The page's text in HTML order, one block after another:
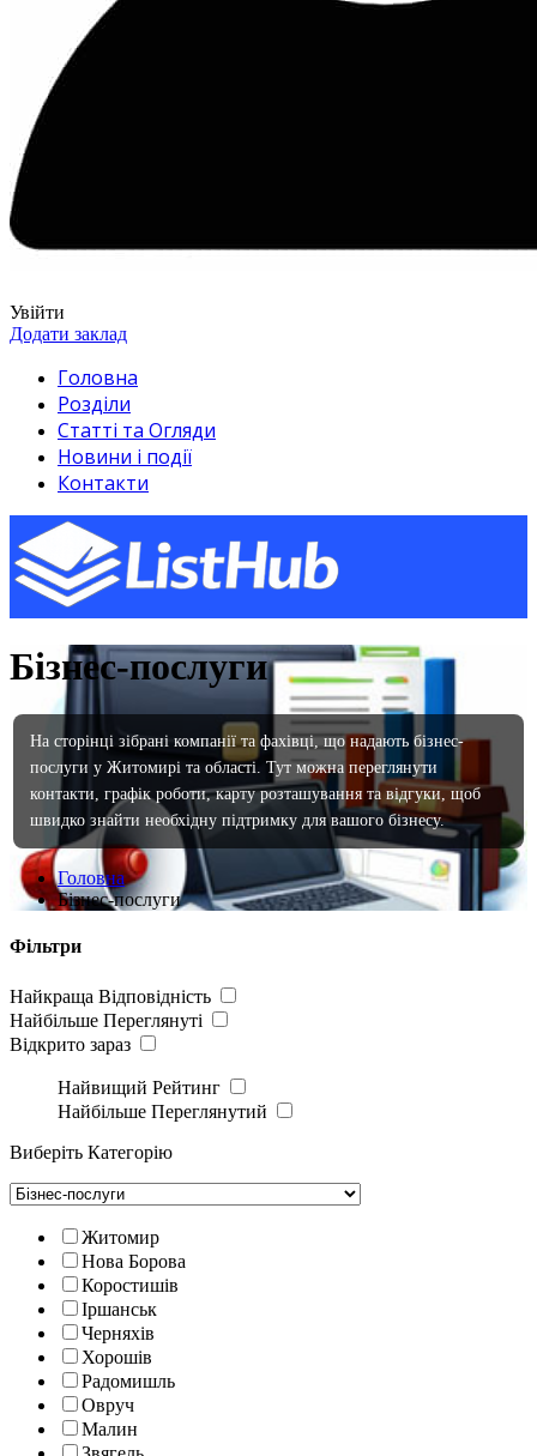
Увійти
Додати заклад
Головна
Розділи
Статті та Огляди
Новини і події
Контакти
Бізнес-послуги
На сторінці зібрані компанії та фахівці, що надають бізнес-
послуги у Житомирі та області. Тут можна переглянути
контакти, графік роботи, карту розташування та відгуки, щоб
швидко знайти необхідну підтримку для вашого бізнесу.
Головна
Бізнес-послуги
Фільтри
Найкраща Відповідність
Найбільше Переглянуті
Відкрито зараз
Найвищий Рейтинг
Найбільше Переглянутий
Виберіть Категорію
Житомир
Нова Борова
Коростишів
Іршанськ
Черняхів
Хорошів
Радомишль
Овруч
Малин